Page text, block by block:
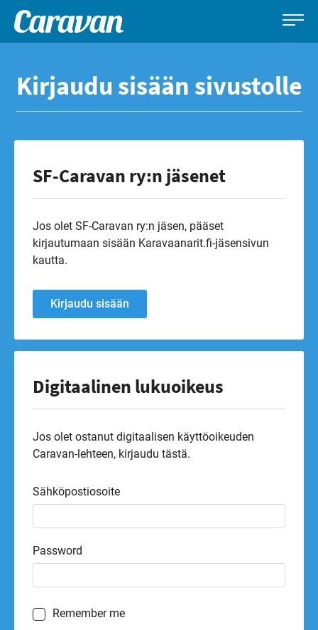
sisältöön
Caravan-
Leirintämatkailun
Kirjaudu sisään sivustolle
SF-Caravan ry:n jäsenet
Jos olet SF-Caravan ry:n jäsen, pääset
kirjautumaan sisään Karavaanarit.fi-jäsensivun
kautta.
Kirjaudu sisään
Digitaalinen lukuoikeus
Jos olet ostanut digitaalisen käyttöoikeuden
Caravan-lehteen, kirjaudu tästä.
Sähköpostiosoite
Password
Remember me